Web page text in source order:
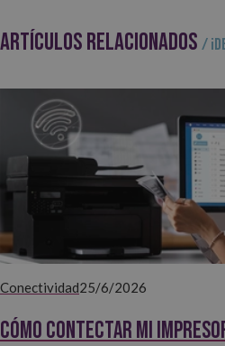
ARTÍCULOS RELACIONADOS /
Conectividad25/6/2026
Cómo contectar mi